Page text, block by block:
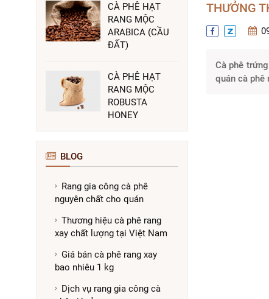
CÀ PHÊ HẠT
RANG MỘC
ARABICA (CẦU
ĐẤT)
CÀ PHÊ HẠT
RANG MỘC
ROBUSTA
HONEY
BLOG
Rang gia công cà phê
nguyên chất cho quán
Thương hiệu cà phê rang
xay chất lượng tại Việt Nam
Giá bán cà phê rang xay
bao nhiêu 1 kg
Dịch vụ rang gia công cà
THƯỞNG
Cà phê
quán cà phê